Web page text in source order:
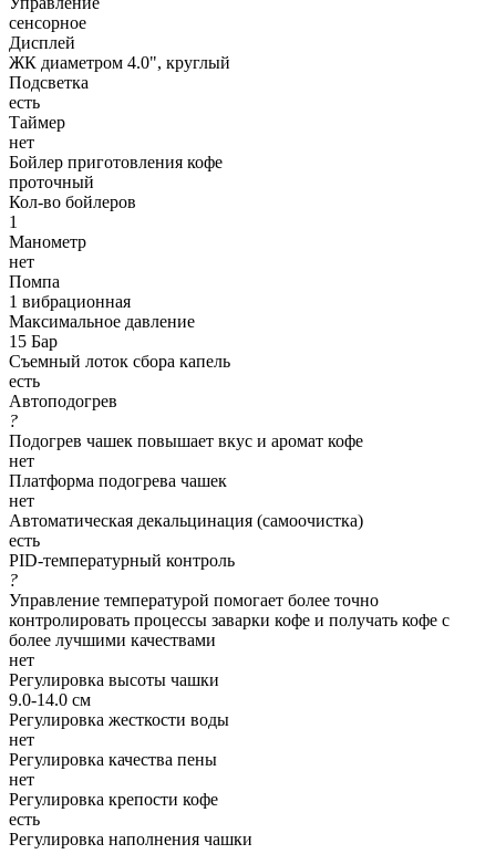
сенсорное
Дисплей
ЖК диаметром 4.0", круглый
Подсветка
есть
Таймер
нет
Бойлер приготовления кофе
проточный
Кол-во бойлеров
1
Манометр
нет
Помпа
1 вибрационная
Максимальное давление
15 Бар
Съемный лоток сбора капель
есть
Автоподогрев
?
Подогрев чашек повышает вкус и аромат кофе
нет
Платформа подогрева чашек
нет
Автоматическая декальцинация (самоочистка)
есть
PID-температурный контроль
?
Управление температурой помогает более точно
контролировать процессы заварки кофе и получать кофе с
более лучшими качествами
нет
Регулировка высоты чашки
9.0-14.0 см
Регулировка жесткости воды
нет
Регулировка качества пены
нет
Регулировка крепости кофе
есть
Регулировка наполнения чашки